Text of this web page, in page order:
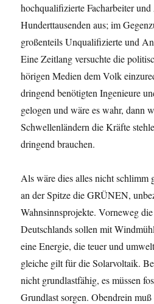
hochqualifizierte Facharbeiter
Hunderttausenden aus; im
großenteils Unqualifizierte und
Eine Zeitlang versuchte die
hörigen Medien dem Volk
dringend benötigten Ingenieure
gelogen und wäre es wahr, dann
Schwellenländern die Kräfte
dringend brauchen.
Als wäre dies alles nicht schlimm
an der Spitze die GRÜNEN,
Wahnsinnsprojekte. Vorneweg
Deutschlands sollen mit
eine Energie, die teuer und
gleiche gilt für die Solarvoltaik.
nicht grundlastfähig, es müssen
Grundlast sorgen. Obendrein